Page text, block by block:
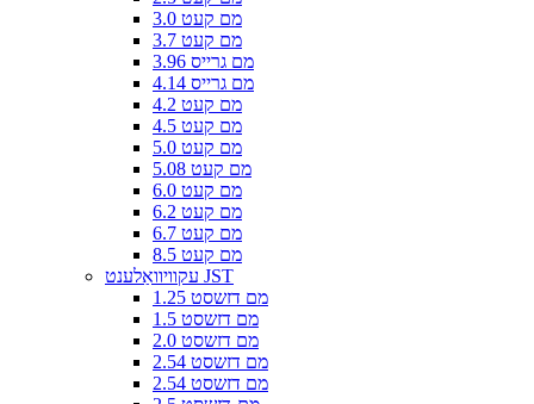
3.0 מם קעט
3.7 מם קעט
3.96 מם גרייס
4.14 מם גרייס
4.2 מם קעט
4.5 מם קעט
5.0 מם קעט
5.08 מם קעט
6.0 מם קעט
6.2 מם קעט
6.7 מם קעט
8.5 מם קעט
עקוויוואַלענט JST
1.25 מם דזשסט
1.5 מם דזשסט
2.0 מם דזשסט
2.54 מם דזשסט
2.54 מם דזשסט